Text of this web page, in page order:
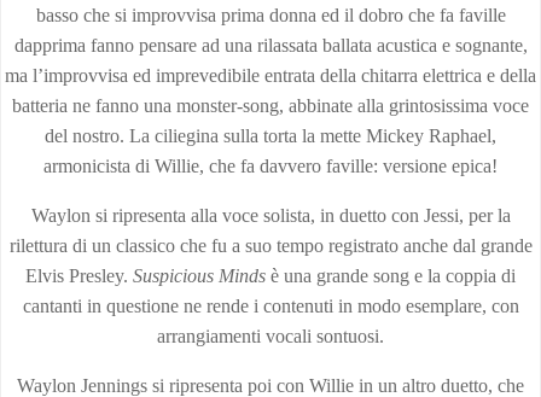
basso che si improvvisa prima donna ed il dobro che fa faville
dapprima fanno pensare ad una rilassata ballata acustica e sognante,
ma l’improvvisa ed imprevedibile entrata della chitarra elettrica e della
batteria ne fanno una monster-song, abbinate alla grintosissima voce
del nostro. La ciliegina sulla torta la mette Mickey Raphael,
armonicista di Willie, che fa davvero faville: versione epica!
Waylon si ripresenta alla voce solista, in duetto con Jessi, per la
rilettura di un classico che fu a suo tempo registrato anche dal grande
Elvis Presley. Suspicious Minds è una grande song e la coppia di
cantanti in questione ne rende i contenuti in modo esemplare, con
arrangiamenti vocali sontuosi.
Waylon Jennings si ripresenta poi con Willie in un altro duetto, che